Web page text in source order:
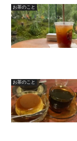
お茶のこと
お茶のこと